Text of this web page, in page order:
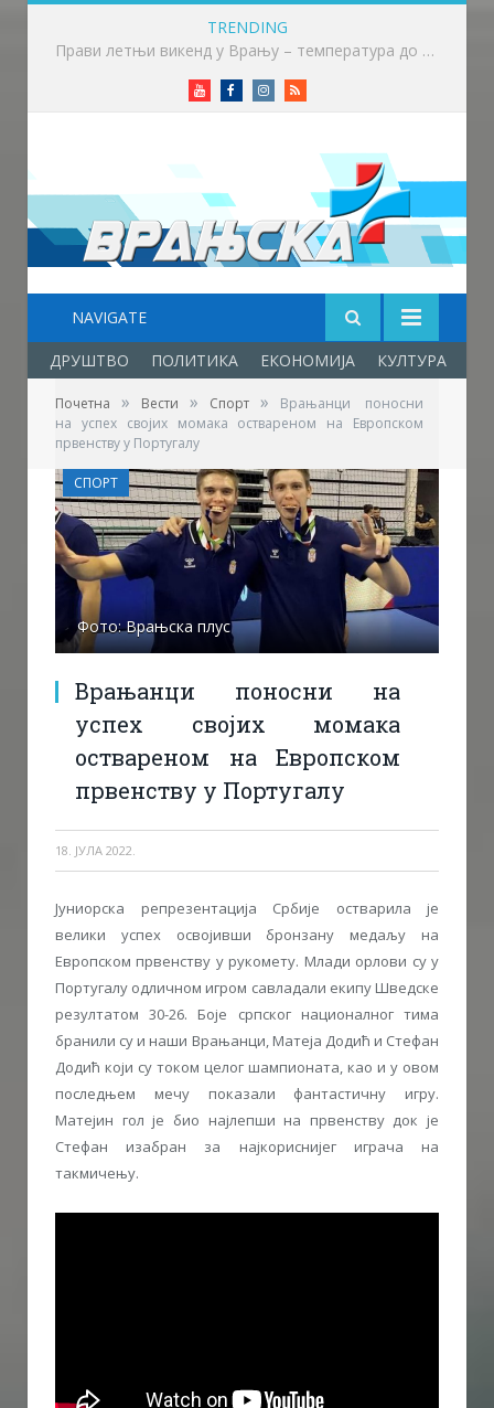
TRENDING
Почео семинар за судије и делегате Српске лиге „Исток“ у Крушевцу
YoutubeFacebookInstagram
RSS
NAVIGATE
ДРУШТВО ПОЛИТИКА ЕКОНОМИЈА КУЛТУРА
Почетна » Вести » Спорт »
Врањанци поносни
на успех својих момака оствареном на Европском
првенству у Португалу
Фото: Врањска плус
Врањанци поносни на
успех својих момака
оствареном на Европском
првенству у Португалу
18. ЈУЛА 2022.
СПОРТ
Јуниорска репрезентација Србије остварила је
велики успех освојивши бронзану медаљу на
Европском првенству у рукомету. Млади орлови су у
Португалу одличном игром савладали екипу Шведске
резултатом 30-26. Боје српског националног тима
бранили су и наши Врањанци, Матеја Додић и Стефан
Додић који су током целог шампионата, као и у овом
последњем мечу показали фантастичну игру.
Матејин гол је био најлепши на првенству док је
Стефан изабран за најкориснијег играча на
такмичењу.